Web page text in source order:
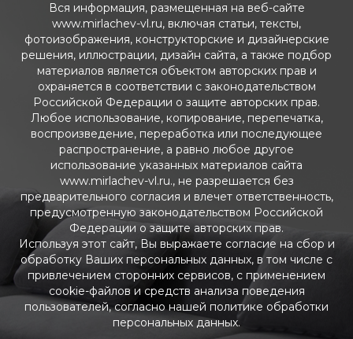
Вся информация, размещенная на веб-сайте
www.mirlachev-vl.ru, включая статьи, тексты,
фотоизображения, конструкторские и дизайнерские
решения, иллюстрации, дизайн сайта, а также подбор
материалов является объектом авторских прав и
охраняется в соответствии с законодательством
Российской Федерации о защите авторских прав.
Любое использование, копирование, перепечатка,
воспроизведение, переработка или последующее
распространение, а равно любое другое
использование указанных материалов сайта
www.mirlachev-vl.ru., не разрешается без
предварительного согласия и влечет ответственность,
предусмотренную законодательством Российской
Федерации о защите авторских прав.
Используя этот сайт, Вы выражаете согласие на сбор и
обработку Ваших персональных данных, в том числе с
привлечением сторонних сервисов, с применением
cookie-файлов и средств анализа поведения
пользователей, согласно нашей политике обработки
персональных данных.